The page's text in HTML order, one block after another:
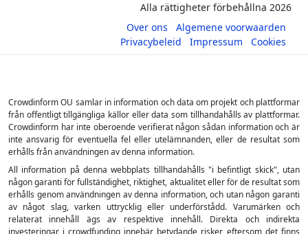
Alla rättigheter förbehållna 2026
Over ons
Algemene voorwaarden
Privacybeleid
Impressum Cookies
Crowdinform OU samlar in information och data om projekt och plattformar
från offentligt tillgängliga källor eller data som tillhandahålls av plattformar.
Crowdinform har inte oberoende verifierat någon sådan information och är
inte ansvarig för eventuella fel eller utelämnanden, eller de resultat som
erhålls från användningen av denna information.
All information på denna webbplats tillhandahålls "i befintligt skick", utan
någon garanti för fullständighet, riktighet, aktualitet eller för de resultat som
erhålls genom användningen av denna information, och utan någon garanti
av något slag, varken uttrycklig eller underförstådd. Varumärken och
relaterat innehåll ägs av respektive innehåll. Direkta och indirekta